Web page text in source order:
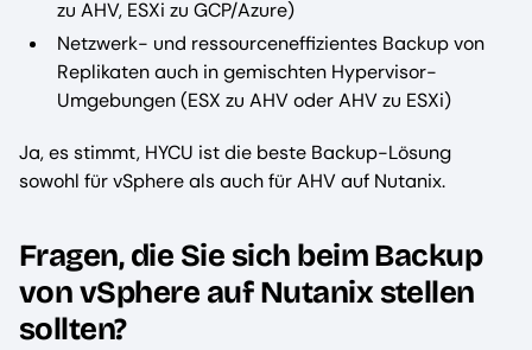
zu AHV, ESXi zu GCP/Azure)
Netzwerk- und ressourceneffizientes Backup von
Replikaten auch in gemischten Hypervisor-
Umgebungen (ESX zu AHV oder AHV zu ESXi)
Ja, es stimmt, HYCU ist die beste Backup-Lösung
sowohl für vSphere als auch für AHV auf Nutanix.
Fragen, die Sie sich beim Backup
von vSphere auf Nutanix stellen
sollten?